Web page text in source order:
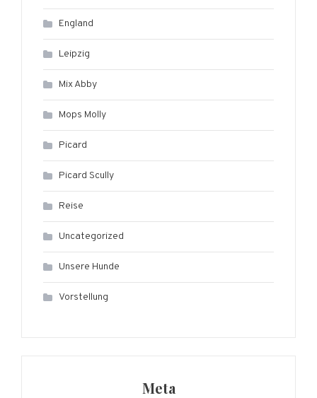
England
Leipzig
Mix Abby
Mops Molly
Picard
Picard Scully
Reise
Uncategorized
Unsere Hunde
Vorstellung
Meta